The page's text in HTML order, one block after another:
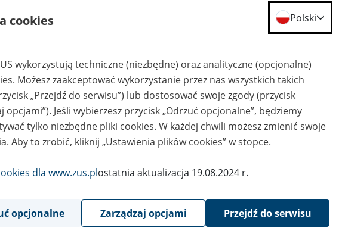
2026
Lekarz orzecznik Zakładu (K/M) - umowa o świadczenie usług​
04
sierpnia
Lekarz orzecznik Zakładu (k/m)
04
sierpnia
2026
Lekarz orzecznik Zakładu (K/M) 94/2026
03
Lekarz Orzecznik Zakładu (k/m)
cookies Polski
wykorzystują techniczne (niezbędne) oraz analityczne (opcjonalne)
Możesz zaakceptować wykorzystanie przez nas wszystkich takich
„Przejdź do serwisu”) lub dostosować swoje zgody (przycisk
opcjami”). Jeśli wybierzesz przycisk „Odrzuć opcjonalne”, będziemy
tylko niezbędne pliki cookies. W każdej chwili możesz zmienić swoje
Aby to zrobić, kliknij „Ustawienia plików cookies” w stopce.
dla www.zus.plostatnia aktualizacja 19.08.2024 r.
opcjonalne Zarządzaj opcjami Przejdź do serwisu